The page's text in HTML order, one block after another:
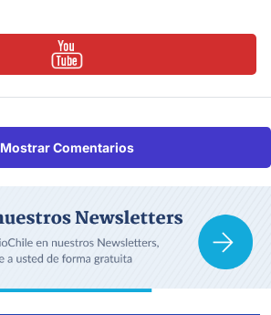
Mostrar Comentarios